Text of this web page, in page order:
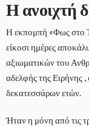
Η ανοιχτή
Η εκπομπή «Φως στο
είκοσι ημέρες
αξιωματικών του
αδελφής της Ειρήνης
δεκατεσσάρων ετών.
Ήταν η μόνη από τις